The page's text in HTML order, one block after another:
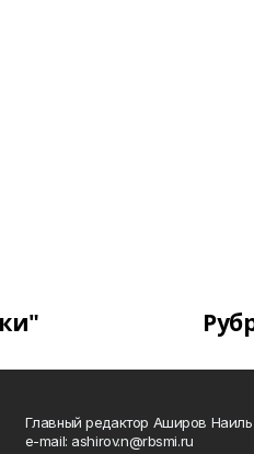
Главный редактор Аширов
e-mail: ashirov.n@rbsmi.ru